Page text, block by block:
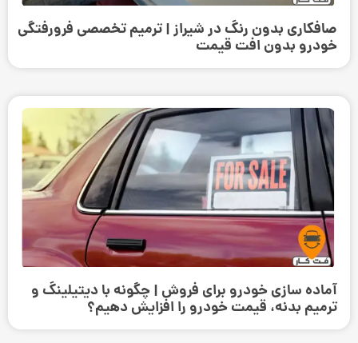
صافکاری بدون رنگ در شیراز | ترمیم تخصصی فرورفتگی
خودرو بدون افت قیمت
آماده سازی خودرو برای فروش | چگونه با دیتیلینگ و
ترمیم بدنه، قیمت خودرو را افزایش دهیم؟